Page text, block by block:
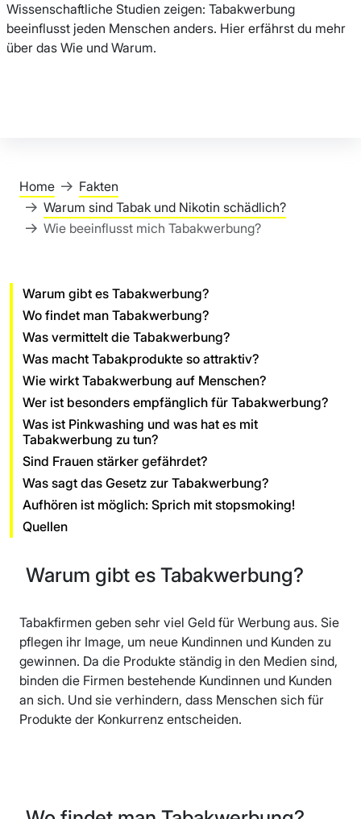
Wissenschaftliche Studien zeigen: Tabakwerbung
beeinflusst jeden Menschen anders. Hier erfährst du mehr
über das Wie und Warum.
Home
Fakten
Warum sind Tabak und Nikotin schädlich?
Wie beeinflusst mich Tabakwerbung?
Warum gibt es Tabakwerbung?
Wo findet man Tabakwerbung?
Was vermittelt die Tabakwerbung?
Was macht Tabakprodukte so attraktiv?
Wie wirkt Tabakwerbung auf Menschen?
Wer ist besonders empfänglich für Tabakwerbung?
Was ist Pinkwashing und was hat es mit
Tabakwerbung zu tun?
Sind Frauen stärker gefährdet?
Was sagt das Gesetz zur Tabakwerbung?
Aufhören ist möglich: Sprich mit stopsmoking!
Quellen
Warum gibt es Tabakwerbung?
Tabakfirmen geben sehr viel Geld für Werbung aus. Sie
pflegen ihr Image, um neue Kundinnen und Kunden zu
gewinnen. Da die Produkte ständig in den Medien sind,
binden die Firmen bestehende Kundinnen und Kunden
an sich. Und sie verhindern, dass Menschen sich für
Produkte der Konkurrenz entscheiden.